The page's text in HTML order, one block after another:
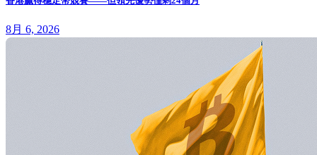
8月 6, 2026